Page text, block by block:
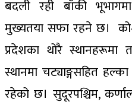
बदली रही बाँकी
मुख्यतया सफा रहने छ।
प्रदेशका थोरै
स्थानमा चट्याङ्गसहित
रहेको छ। सुदूरपश्चिम,